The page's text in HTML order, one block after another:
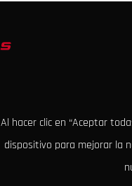
Al hacer clic en “Aceptar
dispositivo para mejorar la